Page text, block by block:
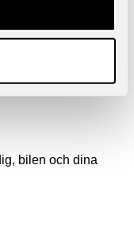
bilen och dina